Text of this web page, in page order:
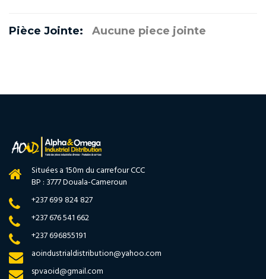
Pièce Jointe: Aucune piece jointe
Situées a 150m du carrefour CCC
BP : 3777 Douala-Cameroun
+237 699 824 827
+237 676 541 662
+237 696855191
aoindustrialdistribution@yahoo.com
spvaoid@gmail.com